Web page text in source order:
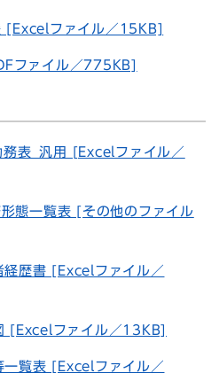
[Excelファイル／15KB]
ファイル／775KB]
表_汎用 [Excelファイル／
態一覧表 [その他のファイル
経歴書 [Excelファイル／
[Excelファイル／13KB]
一覧表 [Excelファイル／